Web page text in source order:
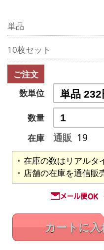
単品
10枚セット
ご注文
数単位
数量
在庫
通販 19
在庫の数はリアルタ
店舗の在庫を通信販
カートに入